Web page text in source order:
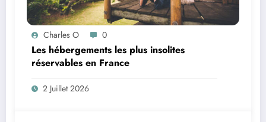
Charles O 0
Les hébergements les plus insolites
réservables en France
2 Juillet 2026